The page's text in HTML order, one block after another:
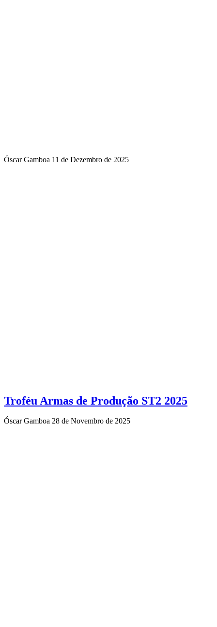
Óscar Gamboa 11 de Dezembro de 2025
Troféu Armas de Produção ST2 2025
Óscar Gamboa 28 de Novembro de 2025